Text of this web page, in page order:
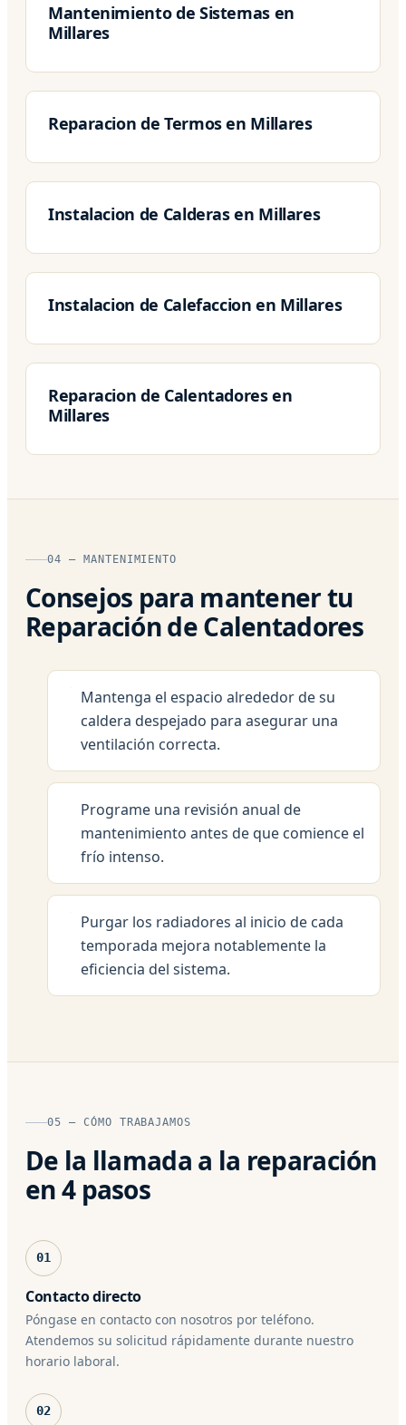
Mantenimiento de Sistemas en
Millares
Reparacion de Termos en Millares
Instalacion de Calderas en Millares
Instalacion de Calefaccion en Millares
Reparacion de Calentadores en
Millares
04 — MANTENIMIENTO
Consejos para mantener tu
Reparación de Calentadores
Mantenga el espacio alrededor de su
caldera despejado para asegurar una
ventilación correcta.
Programe una revisión anual de
mantenimiento antes de que comience el
frío intenso.
Purgar los radiadores al inicio de cada
temporada mejora notablemente la
eficiencia del sistema.
05 — CÓMO TRABAJAMOS
De la llamada a la reparación
en 4 pasos
01
Contacto directo
Póngase en contacto con nosotros por teléfono.
Atendemos su solicitud rápidamente durante nuestro
horario laboral.
02